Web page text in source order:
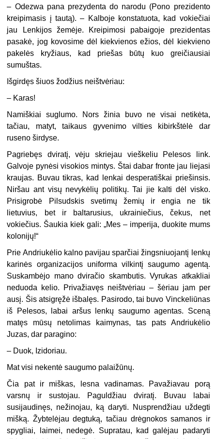
– Odezwa pana prezydenta do narodu (Pono prezidento
kreipimasis į tautą). – Kalboje konstatuota, kad vokiečiai
jau Lenkijos žemėje. Kreipimosi pabaigoje prezidentas
pasakė, jog kovosime dėl kiekvienos ežios, dėl kiekvieno
pakelės kryžiaus, kad priešas būtų kuo greičiausiai
sumuštas.
Išgirdęs šiuos žodžius neištvėriau:
– Karas!
Namiškiai suglumo. Nors žinia buvo ne visai netikėta,
tačiau, matyt, taikaus gyvenimo vilties kibirkštėlė dar
ruseno širdyse.
Pagriebęs dviratį, vėju skriejau vieškeliu Pelesos link.
Galvoje pynėsi visokios mintys. Štai dabar fronte jau liejasi
kraujas. Buvau tikras, kad lenkai desperatiškai priešinsis.
Niršau ant visų nevykėlių politikų. Tai jie kalti dėl visko.
Prisigrobė Pilsudskis svetimų žemių ir engia ne tik
lietuvius, bet ir baltarusius, ukrainiečius, čekus, net
vokiečius. Šaukia kiek gali: „Mes – imperija, duokite mums
kolonijų!“
Prie Andriukėlio kalno pavijau sparčiai žingsniuojantį lenkų
karinės organizacijos uniforma vilkintį saugumo agentą.
Suskambėjo mano dviračio skambutis. Vyrukas atkakliai
neduoda kelio. Privažiavęs neištvėriau – šėriau jam per
ausį. Šis atsigręžė išbalęs. Pasirodo, tai buvo Vinckeliūnas
iš Pelesos, labai aršus lenkų saugumo agentas. Sceną
matęs mūsų netolimas kaimynas, tas pats Andriukėlio
Juzas, dar paragino:
– Duok, Izidoriau.
Mat visi nekentė saugumo palaižūnų.
Čia pat ir miškas, lesna vadinamas. Pavažiavau porą
varsnų ir sustojau. Paguldžiau dviratį. Buvau labai
susijaudinęs, nežinojau, ką daryti. Nusprendžiau uždegti
mišką. Žybtelėjau degtuką, tačiau drėgnokos samanos ir
spygliai, laimei, nedegė. Supratau, kad galėjau padaryti